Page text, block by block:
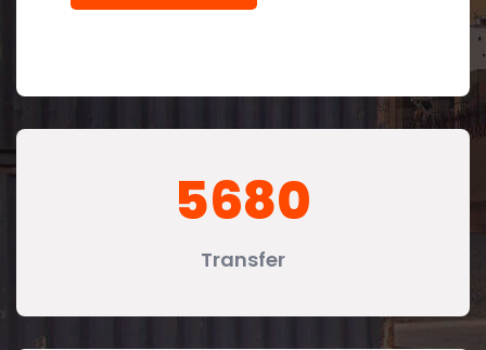
5680
Transfer